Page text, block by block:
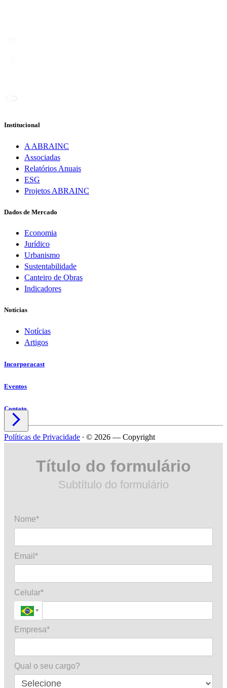
Institucional
A ABRAINC
Associadas
Relatórios Anuais
ESG
Projetos ABRAINC
Dados de Mercado
Economia
Jurídico
Urbanismo
Sustentabilidade
Canteiro de Obras
Indicadores
Notícias
Notícias
Artigos
Incorporacast
Eventos
Contato

Políticas de Privacidade ∙ © 2026 — Copyright
Título do formulário
Subtítulo do formulário
Nome*
Email*
Celular*
Empresa*
Qual o seu cargo?